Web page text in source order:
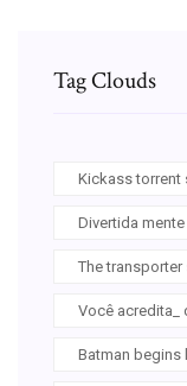
Tag Clouds
Kickass torrent
Divertida
The
Você acredita_
Batman begins